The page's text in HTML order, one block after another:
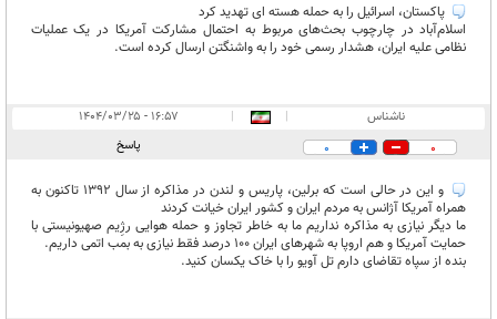
پاکستان، اسرائیل را به حمله هسته ای تهدید کرد
اسلام‌آباد در چارچوب بحث‌های مربوط به احتمال مشارکت آمریکا در یک عملیات
نظامی علیه ایران، هشدار رسمی خود را به واشنگتن ارسال کرده است.
ناشناس |
|
۱۶:۵۷ - ۱۴۰۴/۰۳/۲۵
0
0 پاسخ
و این در حالی است که برلین، پاریس و لندن در مذاکره از سال 1392 تاکنون به
همراه آمریکا آژانس به مردم ایران و کشور ایران خیانت کردند
ما دیگر نیازی به مذاکره نداریم ما به خاطر تجاوز و حمله هوایی رژِیم صهیونیستی با
حمایت آمریکا و هم اروپا به شهرهای ایران 100 درصد فقط نیازی به بمب اتمی داریم.
بنده از سپاه تقاضای دارم تل آویو را با خاک یکسان کنید.